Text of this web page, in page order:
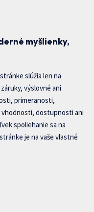
myšlienky,
slúžia len na
výslovné ani
primeranosti,
dostupnosti ani
spoliehanie sa na
je na vaše vlastné